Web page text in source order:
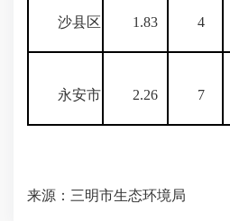
沙县区 1.83 4
永安市 2.26 7
来源：三明市生态环境局